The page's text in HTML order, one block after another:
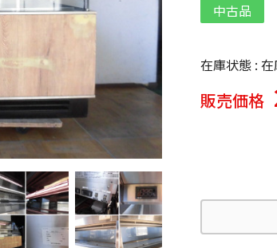
中古品
在庫状態 : 在
販売価格